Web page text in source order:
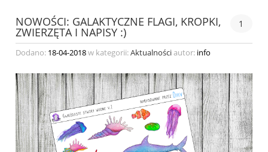
NOWOŚCI: GALAKTYCZNE FLAGI, KROPKI,
ZWIERZĘTA I NAPISY :)
1
Dodano: 18-04-2018w kategorii:Aktualnościautor: info